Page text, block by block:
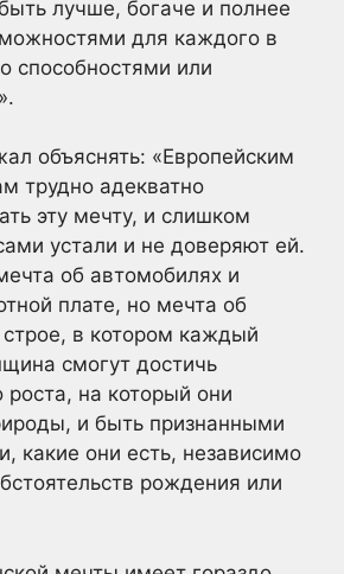
лучше, богаче и полнее
для каждого в
способностями или
объяснять: «Европейским
трудно адекватно
эту мечту, и слишком
устали и не доверяют ей.
об автомобилях и
плате, но мечта об
в котором каждый
смогут достичь
роста, на который они
и быть признанными
какие они есть, независимо
рождения или